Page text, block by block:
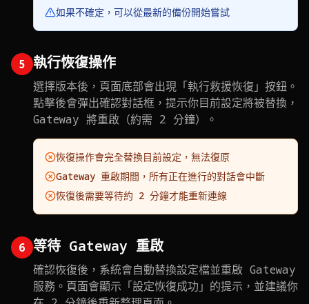
如果不確定，可以從最新的備份開始嘗試
5 執行恢復操作
選擇版本後，頁面底部會出現「執行救援恢復」按鈕。
點擊後會彈出確認對話框，提示你目前設定將被替換，
Gateway 將重啟（約需 2 分鐘）。
恢復操作會完全替換目前設定，無法復原
Gateway 重啟期間，所有正在進行的對話會中斷
恢復後需要等待約 2 分鐘才能重新連線
6 等待 Gateway 重啟
確認恢復後，系統會自動替換設定檔並重啟 Gateway
服務。頁面會顯示「設定恢復成功」的提示，並建議你